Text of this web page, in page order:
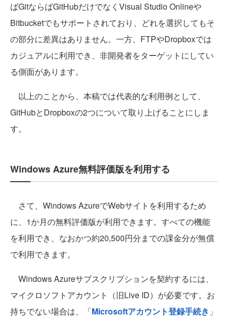
ばGitならばGitHubだけでなくVisual Studio Onlineや
Bitbucketでもサポートされており、どれを選択してもそ
の部分に差異はありません。一方、FTPやDropboxでは
カジュアルに利用でき、非開発者をターゲットにしてい
る側面があります。
以上のことから、本稿では代表的な利用例として、
GitHubとDropboxの2つについて取り上げることにしま
す。
Windows Azure無料評価版を利用する
さて、Windows AzureでWebサイトを利用するため
に、1か月の無料評価版が利用できます。すべての機能
を利用でき、なおかつ約20,500円分までの課金分が無償
で利用できます。
Windows Azureサブスクリプションを契約するには、
マイクロソフトアカウント（旧Live ID）が必要です。お
持ちでない場合は、「Microsoftアカウント登録手続き 」